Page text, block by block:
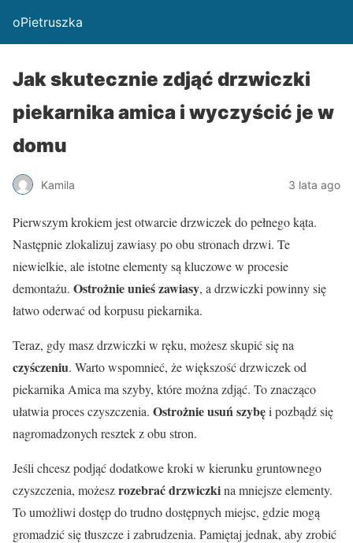
oPietruszka
Jak skutecznie zdjąć drzwiczki
piekarnika amica i wyczyścić je w
domu
Kamila 3 lata ago
Pierwszym krokiem jest otwarcie drzwiczek do pełnego kąta.
Następnie zlokalizuj zawiasy po obu stronach drzwi. Te
niewielkie, ale istotne elementy są kluczowe w procesie
demontażu. Ostrożnie unieś zawiasy, a drzwiczki powinny się
łatwo oderwać od korpusu piekarnika.
Teraz, gdy masz drzwiczki w ręku, możesz skupić się na
czyśczeniu. Warto wspomnieć, że większość drzwiczek od
piekarnika Amica ma szyby, które można zdjąć. To znacząco
ułatwia proces czyszczenia. Ostrożnie usuń szybęi pozbądź się
nagromadzonych resztek z obu stron.
Jeśli chcesz podjąć dodatkowe kroki w kierunku gruntownego
czyszczenia, możeszrozebrać drzwiczkina mniejsze elementy.
To umożliwi dostęp do trudno dostępnych miejsc, gdzie mogą
gromadzić się tłuszcze i zabrudzenia. Pamiętaj jednak, aby zrobić